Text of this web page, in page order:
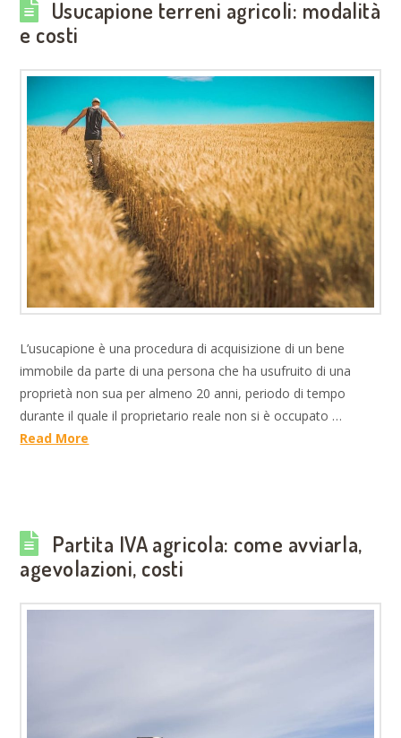
Usucapione terreni agricoli: modalità
e costi
L’usucapione è una procedura di acquisizione di un bene
immobile da parte di una persona che ha usufruito di una
proprietà non sua per almeno 20 anni, periodo di tempo
durante il quale il proprietario reale non si è occupato …
Read More
Partita IVA agricola: come avviarla,
agevolazioni, costi